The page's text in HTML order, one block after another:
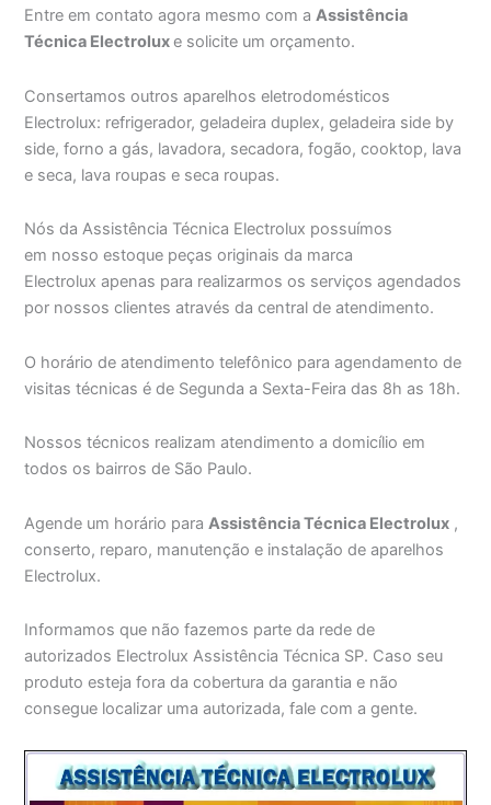
Entre em contato agora mesmo com aAssistência
Técnica Electroluxe solicite um orçamento.
Consertamos outros aparelhos eletrodomésticos
Electrolux: refrigerador, geladeira duplex, geladeira side by
side, forno a gás, lavadora, secadora, fogão, cooktop, lava
e seca, lava roupas e seca roupas.
Nós da Assistência Técnica Electrolux possuímos
em nosso estoque peças originais da marca
Electrolux apenas para realizarmos os serviços agendados
por nossos clientes através da central de atendimento.
O horário de atendimento telefônico para agendamento de
visitas técnicas é de Segunda a Sexta-Feira das 8h as 18h.
Nossos técnicos realizam atendimento a domicílio em
todos os bairros de São Paulo.
Agende um horário paraAssistência Técnica Electrolux ,
conserto, reparo, manutenção e instalação de aparelhos
Electrolux.
Informamos que não fazemos parte da rede de
autorizados Electrolux Assistência Técnica SP. Caso seu
produto esteja fora da cobertura da garantia e não
consegue localizar uma autorizada, fale com a gente.